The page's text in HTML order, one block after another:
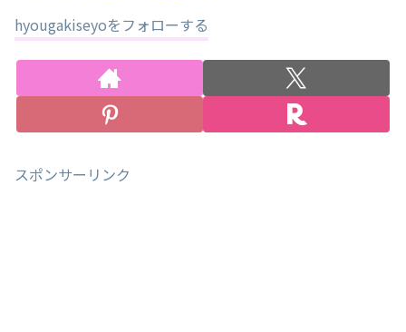
hyougakiseyoをフォローする
スポンサーリンク